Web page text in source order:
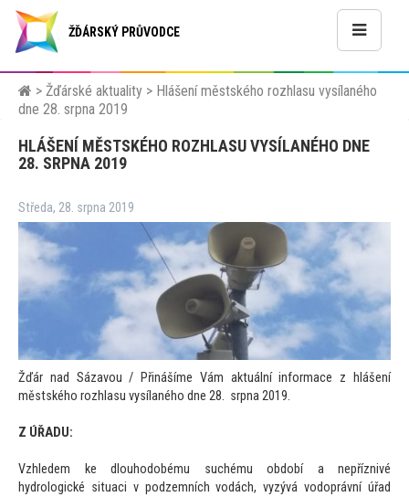
ŽĎÁRSKÝ PRŮVODCE
> Žďárské aktuality > Hlášení městského rozhlasu vysílaného
dne 28. srpna 2019
HLÁŠENÍ MĚSTSKÉHO ROZHLASU VYSÍLANÉHO DNE
28. SRPNA 2019
Středa, 28. srpna 2019
Žďár nad Sázavou / Přinášíme Vám aktuální informace z hlášení
městského rozhlasu vysílaného dne 28. srpna 2019.
Z ÚŘADU:
Vzhledem ke dlouhodobému suchému období a nepříznivé
hydrologické situaci v podzemních vodách, vyzývá vodoprávní úřad